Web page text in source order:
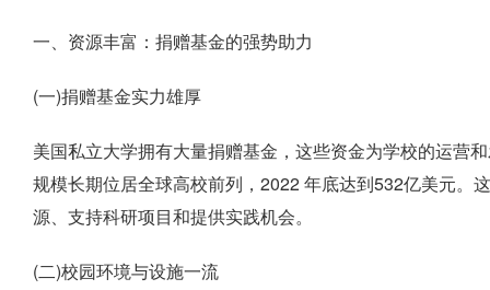
一、资源丰富：捐赠基金的强势助力
(一)捐赠基金实力雄厚
美国私立大学拥有大量捐赠基金，这些资金为学校的运营
规模长期位居全球高校前列，2022 年底达到532亿美元。
源、支持科研项目和提供实践机会。
(二)校园环境与设施一流